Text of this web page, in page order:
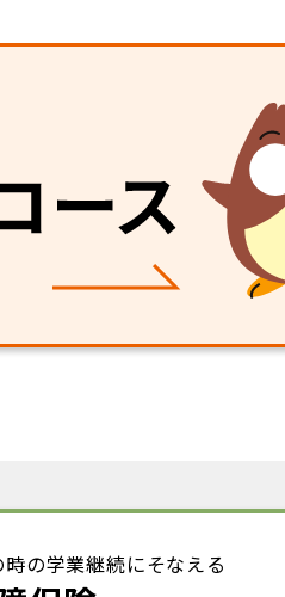
時の学業継続にそなえる